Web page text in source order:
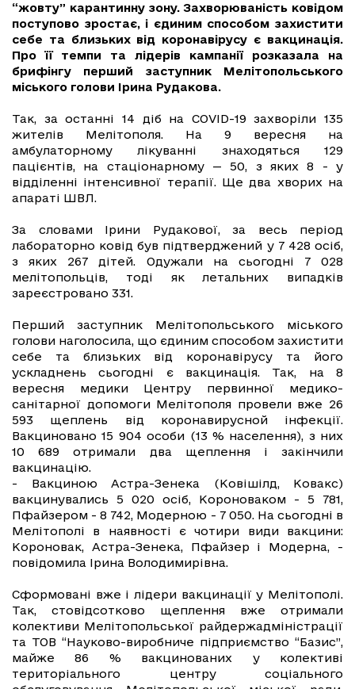
“жовту” карантинну зону. Захворюваність ковідом
поступово зростає, і єдиним способом захистити
себе та близьких від коронавірусу є вакцинація.
Про її темпи та лідерів кампанії розказала на
брифінгу перший заступник Мелітопольського
міського голови Ірина Рудакова.
Так, за останні 14 діб на CОVID-19 захворіли 135
жителів Мелітополя. На 9 вересня на
амбулаторному лікуванні знаходяться 129
пацієнтів, на стаціонарному — 50, з яких 8 - у
відділенні інтенсивної терапії. Ще два хворих на
апараті ШВЛ.
За словами Ірини Рудакової, за весь період
лабораторно ковід був підтверджений у 7 428 осіб,
з яких 267 дітей. Одужали на сьогодні 7 028
мелітопольців, тоді як летальних випадків
зареєстровано 331.
Перший заступник Мелітопольського міського
голови наголосила, що єдиним способом захистити
себе та близьких від коронавірусу та його
ускладнень сьогодні є вакцинація. Так, на 8
вересня медики Центру первинної медико-
санітарної допомоги Мелітополя провели вже 26
593 щеплень від коронавирусной інфекції.
Вакциновано 15 904 особи (13 % населення), з них
10 689 отримали два щеплення і закінчили
вакцинацію.
- Вакциною Астра-Зенека (Ковішілд, Ковакс)
вакцинувались 5 020 осіб, Короноваком - 5 781,
Пфайзером - 8 742, Модерною - 7 050. На сьогодні в
Мелітополі в наявності є чотири види вакцини:
Короновак, Астра-Зенека, Пфайзер і Модерна, -
повідомила Ірина Володимирівна.
Сформовані вже і лідери вакцинації у Мелітополі.
Так, стовідсотково щеплення вже отримали
колективи Мелітопольської райдержадміністрації
та ТОВ “Науково-виробниче підприємство “Базис”,
майже 86 % вакцинованих у колективі
територіального центру соціального